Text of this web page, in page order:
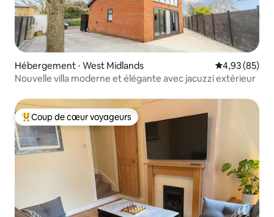
Hébergement ⋅ West Midlands Évaluation
4,93 (85)
Nouvelle villa moderne et élégante avec jacuzzi extérieur
Coups de cœur voyageurs les plus appréciés
Coup de cœur voyageurs